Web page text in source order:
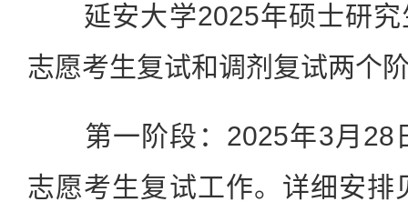
延安大学2025年硕士研究
志愿考生复试和调剂复试两个
第一阶段：2025年3月28
志愿考生复试工作。详细安排